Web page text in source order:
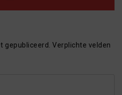
gepubliceerd. Verplichte velden